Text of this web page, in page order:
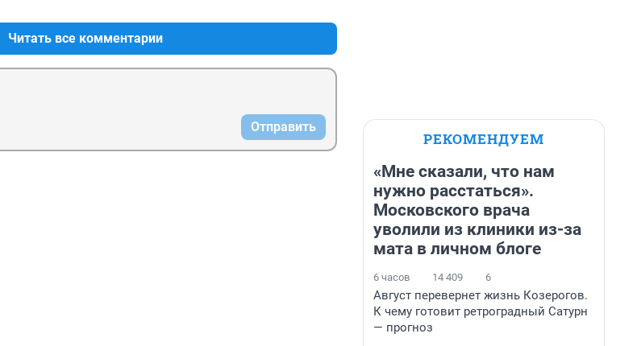
Читать все комментарии
Отправить
РЕКОМЕНДУЕМ
«Мне сказали, что нам
нужно расстаться».
Московского врача
уволили из клиники из-за
мата в личном блоге
6 часов 14 409 6
Август перевернет жизнь Козерогов.
К чему готовит ретроградный Сатурн
— прогноз